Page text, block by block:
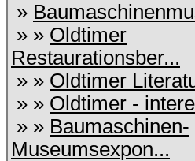
»
» » Oldtimer
Restaurationsber...
» » Oldtimer
» » Oldtimer -
» » Baumaschinen-
Museumsexpon...